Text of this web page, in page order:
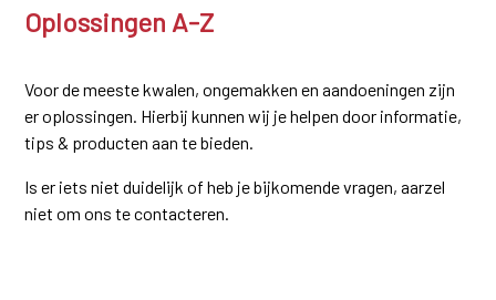
Oplossingen A-Z
Voor de meeste kwalen, ongemakken en aandoeningen zijn
er oplossingen. Hierbij kunnen wij je helpen door informatie,
tips & producten aan te bieden.
Is er iets niet duidelijk of heb je bijkomende vragen, aarzel
niet om ons te contacteren.